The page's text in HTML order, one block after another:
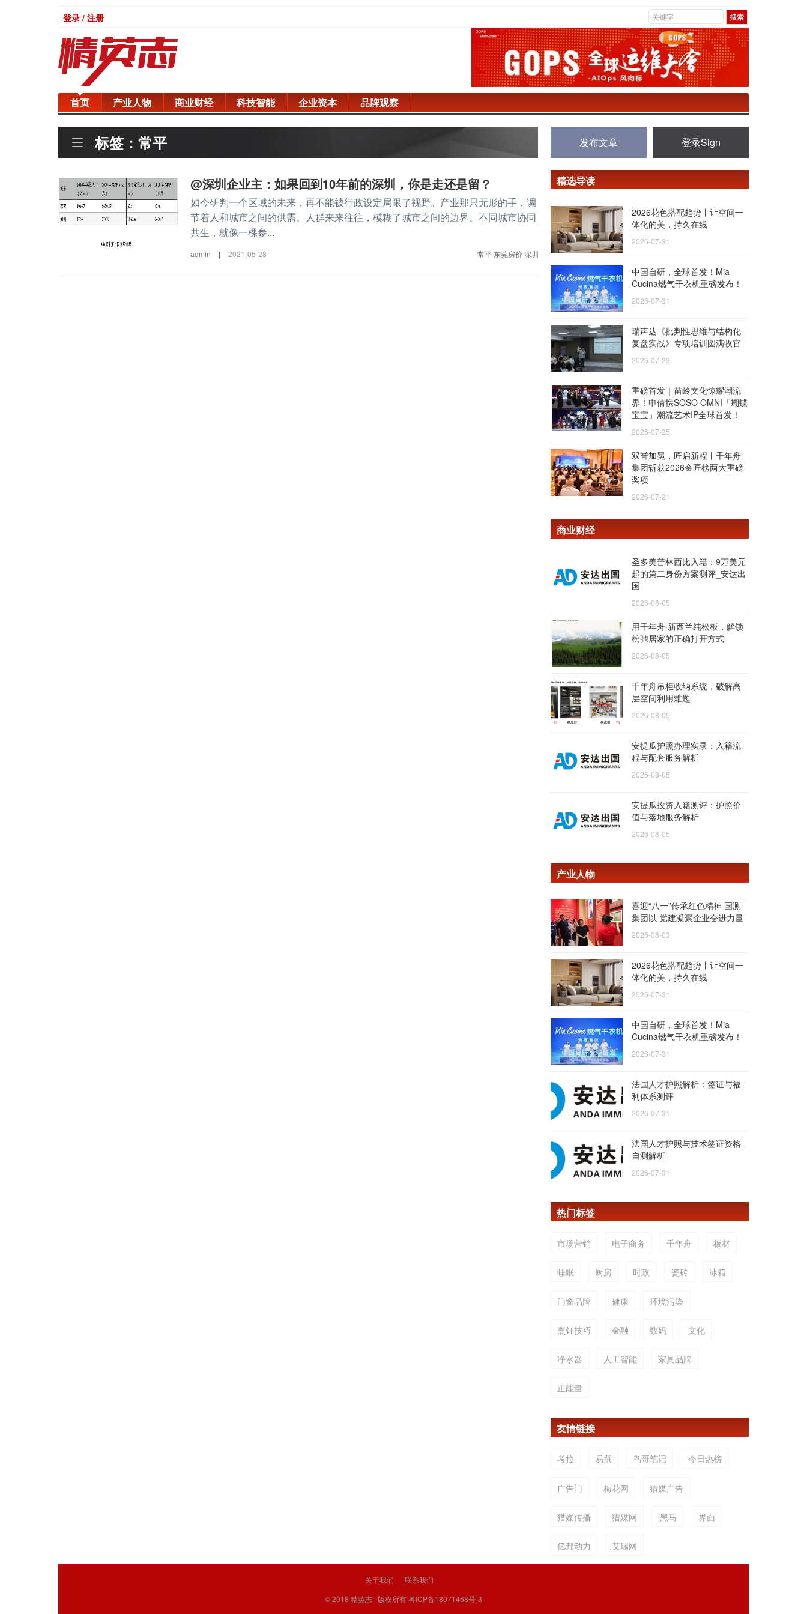
登录 / 注册
首页 产业人物 商业财经 科技智能 企业资本 品牌观察
标签：常平
@深圳企业主：如果回到10年前的深圳，你是走还是留？
如今研判一个区域的未来，再不能被行政设定局限了视野。产业那只无形的手，调
节着人和城市之间的供需。人群来来往往，模糊了城市之间的边界。不同城市协同
共生，就像一棵参...
admin | 2021-05-28 常平 东莞房价深圳
发布文章 登录Sign
精选导读
2026花色搭配趋势丨让空间一
体化的美，持久在线
2026-07-31
中国自研，全球首发！Mia
Cucina燃气干衣机重磅发布！
2026-07-31
瑞声达《批判性思维与结构化
复盘实战》专项培训圆满收官
2026-07-29
重磅首发｜苗岭文化惊耀潮流
界！申倩携SOSO OMNI「蝴蝶
宝宝」潮流艺术IP全球首发！
2026-07-25
双誉加冕，匠启新程丨千年舟
集团斩获2026金匠榜两大重磅
奖项
2026-07-21
商业财经
圣多美普林西比入籍：9万美元
起的第二身份方案测评_安达出
国
2026-08-05
用千年舟·新西兰纯松板，解锁
松弛居家的正确打开方式
2026-08-05
千年舟吊柜收纳系统，破解高
层空间利用难题
2026-08-05
安提瓜护照办理实录：入籍流
程与配套服务解析
2026-08-05
安提瓜投资入籍测评：护照价
值与落地服务解析
2026-08-05
产业人物
喜迎“八一”传承红色精神 国测
集团以 党建凝聚企业奋进力量
2026-08-03
2026花色搭配趋势丨让空间一
体化的美，持久在线
2026-07-31
中国自研，全球首发！Mia
Cucina燃气干衣机重磅发布！
2026-07-31
法国人才护照解析：签证与福
利体系测评
2026-07-31
法国人才护照与技术签证资格
自测解析
2026-07-31
热门标签
市场营销 电子商务 千年舟 板材
睡眠 厨房 时政 瓷砖 冰箱
门窗品牌 健康 环境污染
烹饪技巧 金融 数码 文化
净水器 人工智能 家具品牌
正能量
友情链接
考拉 易撰 鸟哥笔记 今日热榜
广告门 梅花网 猎媒广告
猎媒传播 猎媒网 i黑马 界面
亿邦动力 艾瑞网
关于我们
联系我们
© 2018 精英志 版权所有粤ICP备18071468号-3